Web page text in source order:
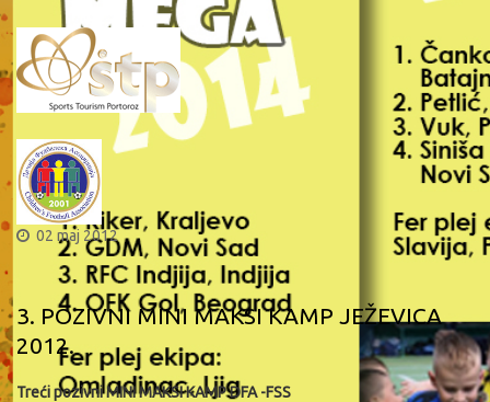
02 maj 2012
3. POZIVNI MINI MAKSI KAMP JEŽEVICA
2012.
Treći pozivni MINI MAKSI KAMP DFA -FSS